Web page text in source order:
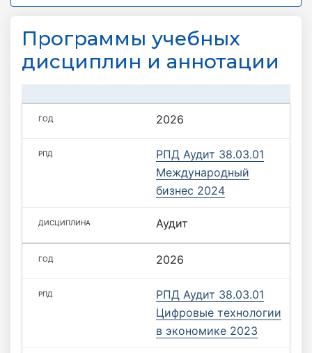
Программы учебных
дисциплин и аннотации
2026
РПД Аудит 38.03.01
Международный
бизнес 2024
Аудит
2026
РПД Аудит 38.03.01
Цифровые технологии
в экономике 2023